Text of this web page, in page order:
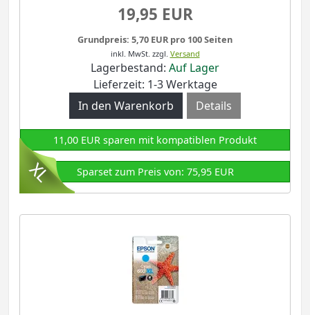
19,95 EUR
Grundpreis: 5,70 EUR pro 100 Seiten
inkl. MwSt. zzgl. Versand
Lagerbestand: Auf Lager
Lieferzeit: 1-3 Werktage
Details
11,00 EUR sparen mit kompatiblen Produkt
Sparset zum Preis von: 75,95 EUR